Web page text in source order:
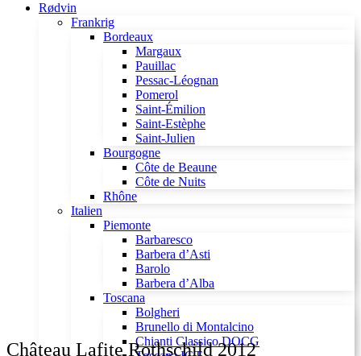
Rødvin
Frankrig
Bordeaux
Margaux
Pauillac
Pessac-Léognan
Pomerol
Saint-Émilion
Saint-Estèphe
Saint-Julien
Bourgogne
Côte de Beaune
Côte de Nuits
Rhône
Italien
Piemonte
Barbaresco
Barbera d’Asti
Barolo
Barbera d’Alba
Toscana
Bolgheri
Brunello di Montalcino
Chianti Classico DOCG
Château Lafite Rothschild 2012